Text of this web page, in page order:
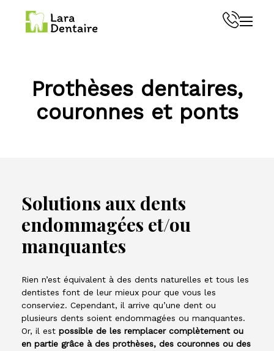
Menu
Prothèses dentaires,
couronnes et ponts
Solutions aux dents
endommagées et/ou
manquantes
Rien n’est équivalent à des dents naturelles et tous les
dentistes font de leur mieux pour que vous les
conserviez. Cependant, il arrive qu’une dent ou
plusieurs dents soient endommagées ou manquantes.
Or, il est possible de les remplacer complètement ou
en partie grâce à des prothèses, des couronnes ou des